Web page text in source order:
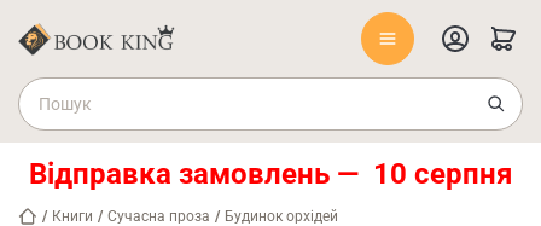
Відправка замовлень — 10 серпня
/ Книги / Сучасна проза / Будинок орхідей